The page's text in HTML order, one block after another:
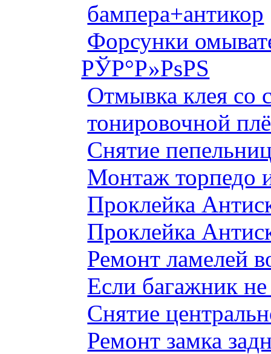
бампера+антикор
Форсунки
РЎР°Р»РѕРЅ
Отмывка клея со
тонировочной
Снятие
Монтаж торпедо
Проклейка
Проклейка
Ремонт ламелей
Если багажник
Снятие
Ремонт замка